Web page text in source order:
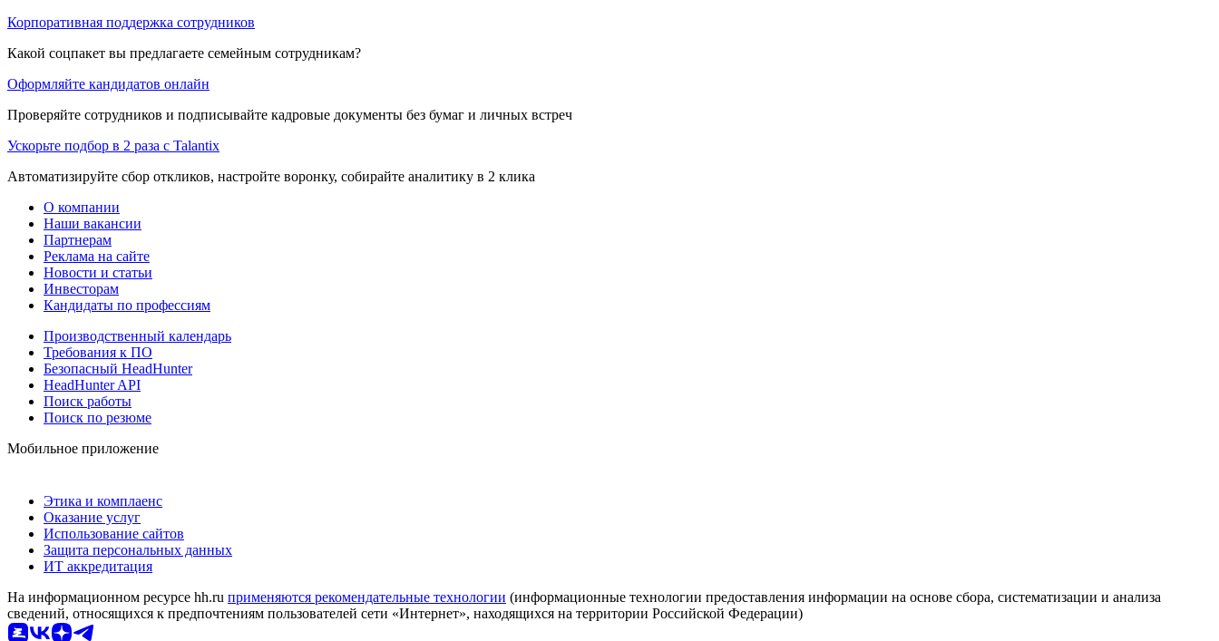
Корпоративная поддержка сотрудников
Какой соцпакет вы предлагаете семейным сотрудникам?
Оформляйте кандидатов онлайн
Проверяйте сотрудников и подписывайте кадровые документы без бумаг и личных встреч
Ускорьте подбор в 2 раза с Talantix
Автоматизируйте сбор откликов, настройте воронку, собирайте аналитику в 2 клика
О компании
Наши вакансии
Партнерам
Реклама на сайте
Новости и статьи
Инвесторам
Кандидаты по профессиям
Производственный календарь
Требования к ПО
Безопасный HeadHunter
HeadHunter API
Поиск работы
Поиск по резюме
Мобильное приложение
Этика и комплаенс
Оказание услуг
Использование сайтов
Защита персональных данных
ИТ аккредитация
На информационном ресурсе hh.ru применяются рекомендательные технологии (информационные технологии предоставления информации на основе сбора, систематизации и анализа
сведений, относящихся к предпочтениям пользователей сети «Интернет», находящихся на территории Российской Федерации)